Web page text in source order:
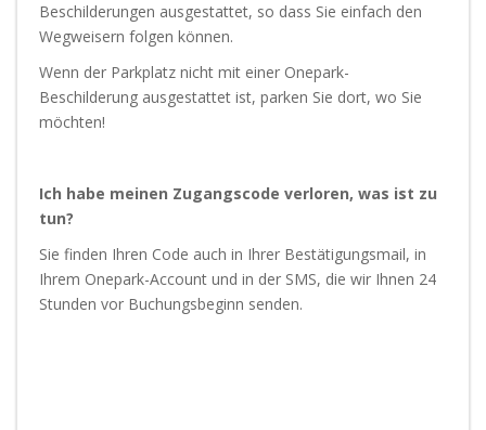
Beschilderungen ausgestattet, so dass Sie einfach den
Wegweisern folgen können.
Wenn der Parkplatz nicht mit einer Onepark-
Beschilderung ausgestattet ist, parken Sie dort, wo Sie
möchten!
Ich habe meinen Zugangscode verloren, was ist zu
tun?
Sie finden Ihren Code auch in Ihrer Bestätigungsmail, in
Ihrem Onepark-Account und in der SMS, die wir Ihnen 24
Stunden vor Buchungsbeginn senden.